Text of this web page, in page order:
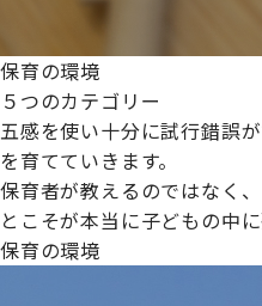
保育の環境
５つのカテゴリー
五感を使い十分に試行錯誤
を育てていきます。
保育者が教えるのではなく
とこそが本当に子どもの中
保育の環境